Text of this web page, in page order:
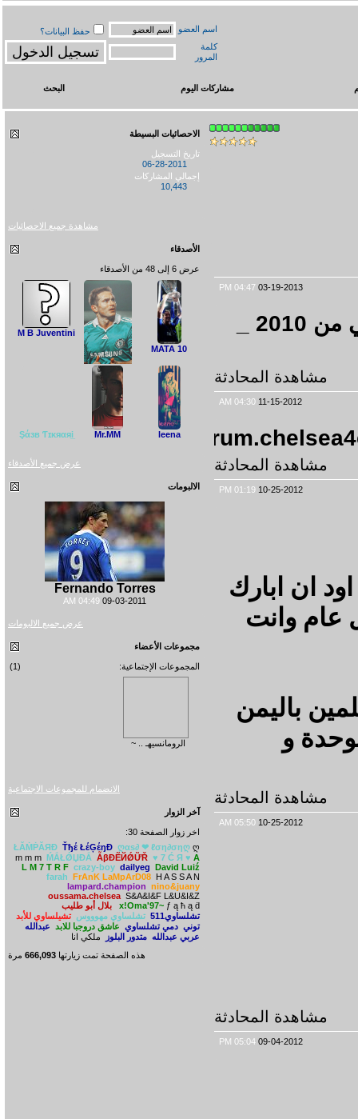
اسم العضو
حفظ البيانات؟
مشاركات اليوم
03-19-2013
04:47 PM
حوار بقلمي( Ťђέ ŁέĢέŋĐ.) عن تشلسي من 2010 _
المحادثة
11-15-2012
04:30 AM
http://
المحادثة
10-25-2012
01:19 PM
ابارك
وانت
باليمن
و
المحادثة
10-25-2012
05:50 AM
المحادثة
09-04-2012
05:04 PM
الاحصائيات البسيطة
تاريخ التسجيل
06-28-2011
إجمالي المشاركات
مشاهدة جميع الاحصائيات
على الرحال
M B Juventini
leena
Şάзв Ƭɪκяαяi̲
عرض جميع الأصدقاء
الالبومات
Fernando Torres
09-03-2011
04:49 AM
عرض جميع الالبومات
مجموعات الأعضاء
المجموعات الإجتماعية:
الرومانسيهـ .. ~
الانضمام للمجموعات الاجتماعية
آخر الزوار
اخر زوار الصفحة 30:
ŁĂṀṖĂЯĐ Ťђέ ŁέĢέŋĐ ღαѕ∂ ❤ ℓση∂σηღ
m m m ḾẮŁǾЏĐẮ ẪβĐẼЙǾỮŘ ♥ 7 Ć Я ♥
L M 7 T R F crazy-boy dailyeg David Luiź
farah FrAnK LaMpArD08 H A S S A N
lampard.champion nino&juany
oussama.chelsea
S&A&I&F L&U&I&Z
x!Oma'97~
بلال أبو طليب
تشلساوي مهوووس تشيلساوي للأبد
دمي تشلساوي عاشق دروجبا للابد عبدالله
عربي عبدالله
متدور البلوز ملكي انا
هذه الصفحة تمت زيارتها666,093مرة